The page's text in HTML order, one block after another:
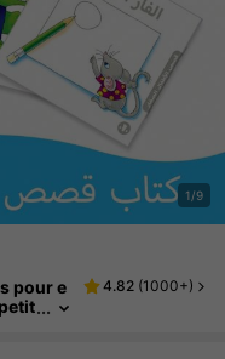
1/9
pour e
4.82 (1000+)